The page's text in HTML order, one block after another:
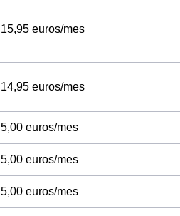
15,95 euros/mes
14,95 euros/mes
5,00 euros/mes
5,00 euros/mes
5,00 euros/mes